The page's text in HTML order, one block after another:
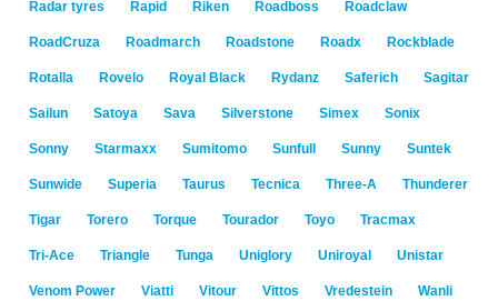
Radar tyres Rapid Riken Roadboss Roadclaw
RoadCruza Roadmarch Roadstone Roadx Rockblade
Rotalla Rovelo Royal Black Rydanz Saferich Sagitar
Sailun Satoya Sava Silverstone Simex Sonix
Sonny Starmaxx Sumitomo Sunfull Sunny Suntek
Sunwide Superia Taurus Tecnica Three-A Thunderer
Tigar Torero Torque Tourador Toyo Tracmax
Tri-Ace Triangle Tunga Uniglory Uniroyal Unistar
Venom Power Viatti Vitour Vittos Vredestein Wanli